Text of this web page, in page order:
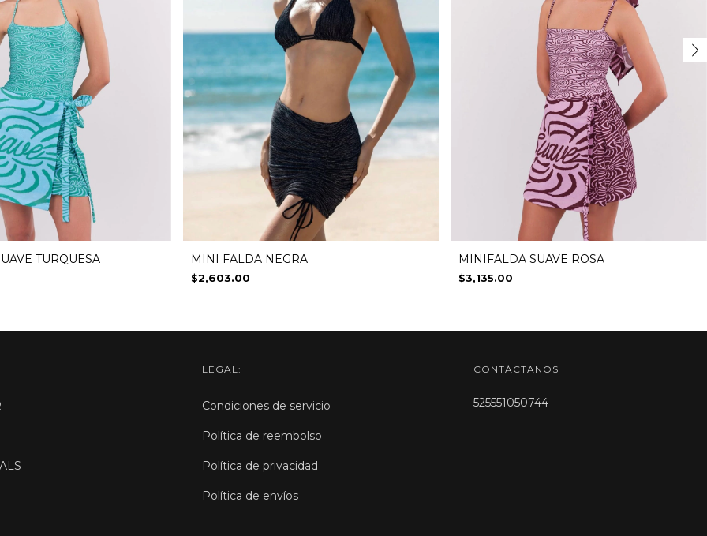
TURQUESA MINI FALDA NEGRA
$2,603.00
MINIFALDA SUAVE ROSA
$3,135.00
LEGAL:
Condiciones de servicio
Política de reembolso
Política de privacidad
Política de envíos
CONTÁCTANOS
525551050744